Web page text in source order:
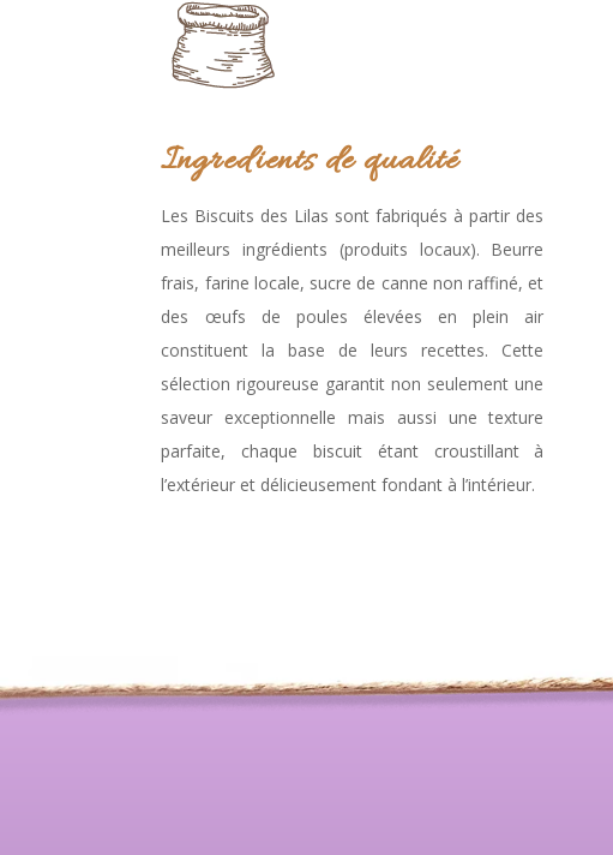
Ingredients de qualité
Les Biscuits des Lilas sont fabriqués à partir des
meilleurs ingrédients (produits locaux). Beurre
frais, farine locale, sucre de canne non raffiné, et
des œufs de poules élevées en plein air
constituent la base de leurs recettes. Cette
sélection rigoureuse garantit non seulement une
saveur exceptionnelle mais aussi une texture
parfaite, chaque biscuit étant croustillant à
l’extérieur et délicieusement fondant à l’intérieur.